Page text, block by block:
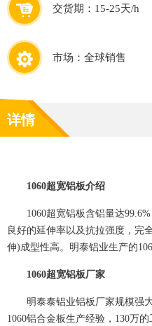
交货期：15-25天/h
市场：全球销售
详情
1060超宽铝板介绍
1060超宽铝板含铝量达99.6%
良好的延伸率以及抗拉强度，完
伸)成型性高。明泰铝业生产的
1060超宽铝板厂家
明泰泰铝业铝板厂家规模强大
1060铝合金板生产经验，130万